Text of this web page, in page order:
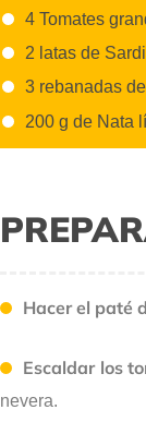
4 Tomates
2 latas de
3 rebanadas
200 g de Nata
Hacer el paté
Escaldar los
nevera.